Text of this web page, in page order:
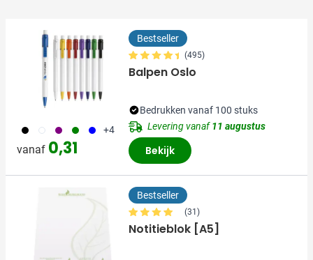
001 002 024 004 005 +4
vanaf 0,31
Bestseller
(495)
Balpen Oslo
Bedrukken vanaf 100 stuks
Levering vanaf11 augustus
Bekijk
Bestseller
(31)
Notitieblok [A5]